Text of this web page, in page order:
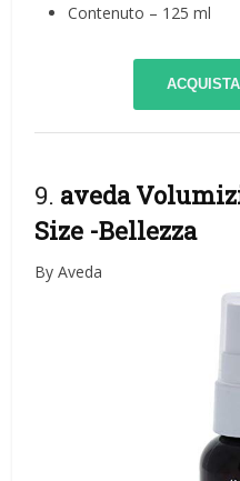
Contenuto – 125 ml
9. aveda
Size -Bellezza
By Aveda